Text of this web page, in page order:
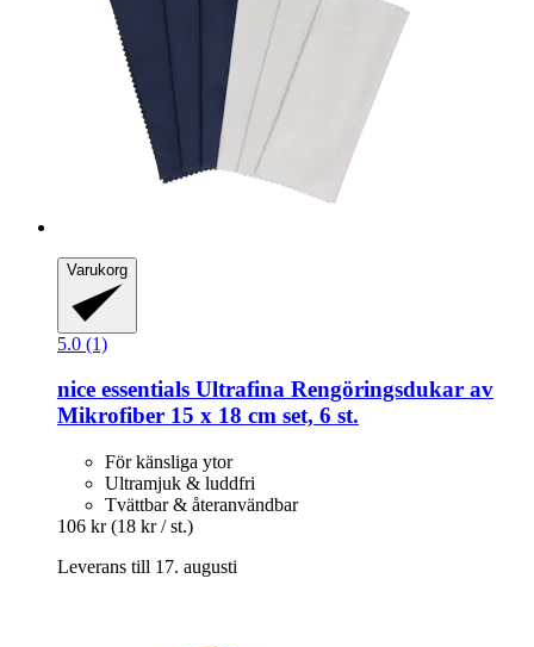
Varukorg
5.0 (1)
nice essentials Ultrafina Rengöringsdukar av
Mikrofiber 15 x 18 cm set, 6 st.
För känsliga ytor
Ultramjuk & luddfri
Tvättbar & återanvändbar
106 kr (18 kr / st.)
Leverans till 17. augusti